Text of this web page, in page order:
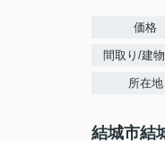
価格
間取り/建
所在地
結城市結